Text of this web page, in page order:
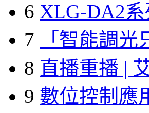
6 XLG-DA2系
7
「智能調
8 直播重播 |
9 數位控制應